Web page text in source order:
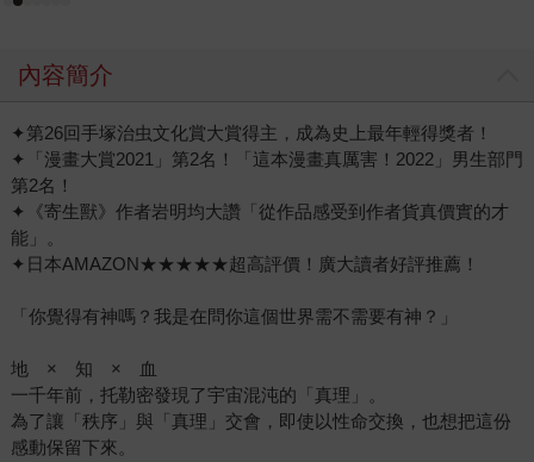
內容簡介
✦第26回手塚治虫文化賞大賞得主，成為史上最年輕得獎者！
✦「漫畫大賞2021」第2名！「這本漫畫真厲害！2022」男生部門
第2名！
✦《寄生獸》作者岩明均大讚「從作品感受到作者貨真價實的才
能」。
✦日本AMAZON★★★★★超高評價！廣大讀者好評推薦！
「你覺得有神嗎？我是在問你這個世界需不需要有神？」
地 × 知 × 血
一千年前，托勒密發現了宇宙混沌的「真理」。
為了讓「秩序」與「真理」交會，即使以性命交換，也想把這份
感動保留下來。